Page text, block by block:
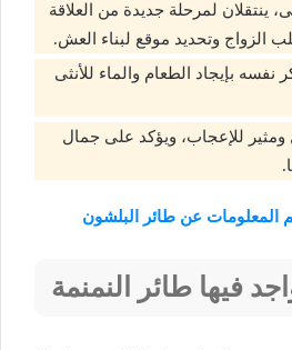
ينتقلان لمرحلة جديدة من العلاقة
الزواج وتحديد موقع لبناء العش.
نفسه بإيجاد الطعام والماء للأنثى
ومثير للإعجاب، ويؤكد على جمال
المعلومات عن طائر البلشون
فيها طائر النمنمة